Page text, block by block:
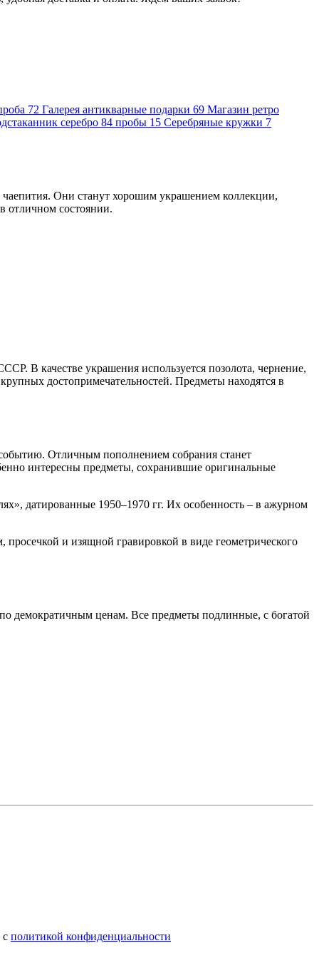
72 Галерея антикварные подарки 69 Магазин ретро
серебро 84 пробы 15 Серебряные кружки 7
Они станут хорошим украшением коллекции,
отличном состоянии.
В качестве украшения используется позолота, чернение,
достопримечательностей. Предметы находятся в
Отличным пополнением собрания станет
интересны предметы, сохранившие оригинальные
датированные 1950–1970 гг. Их особенность – в ажурном
и изящной гравировкой в виде геометрического
демократичным ценам. Все предметы подлинные, с богатой
с политикой конфиденциальности